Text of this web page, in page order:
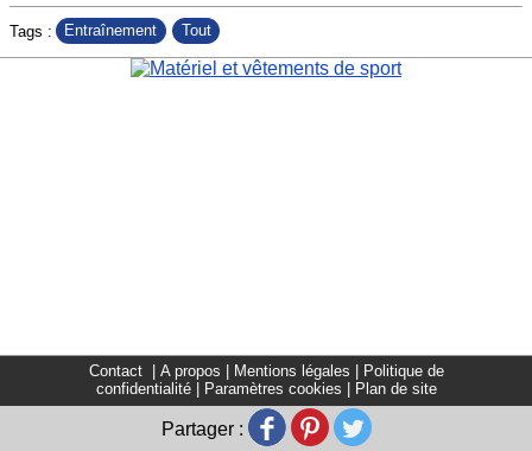
Tags : Entraînement Tout
Partager :
Contact| A propos Mentions légales
Politique de
confidentialité| Paramètres cookies Plan de site